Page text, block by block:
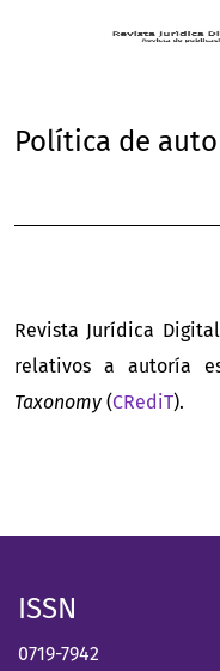
Política de
Revista Jurídica
relativos a autoría
Taxonomy (CRediT).
ISSN
0719-7942